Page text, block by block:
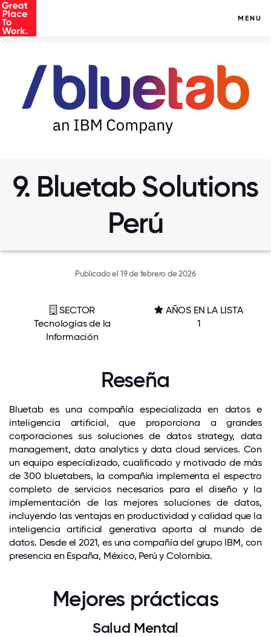
MENU
9. Bluetab Solutions
Perú
Publicado el 19 de febrero de 2026
SECTOR
Tecnologías de la
Información
AÑOS EN LA LISTA
1
Reseña
Bluetab es una compañía especializada en datos e
inteligencia artificial, que proporciona a grandes
corporaciones sus soluciones de datos strategy, data
management, data analytics y data cloud services. Con
un equipo especializado, cualificado y motivado de más
de 300 bluetabers, la compañía implementa el espectro
completo de servicios necesarios para el diseño y la
implementación de las mejores soluciones de datos,
incluyendo las ventajas en productividad y calidad que la
inteligencia artificial generativa aporta al mundo de
datos. Desde el 2021, es una compañía del grupo IBM, con
presencia en España, México, Perú y Colombia.
Mejores prácticas
Salud Mental